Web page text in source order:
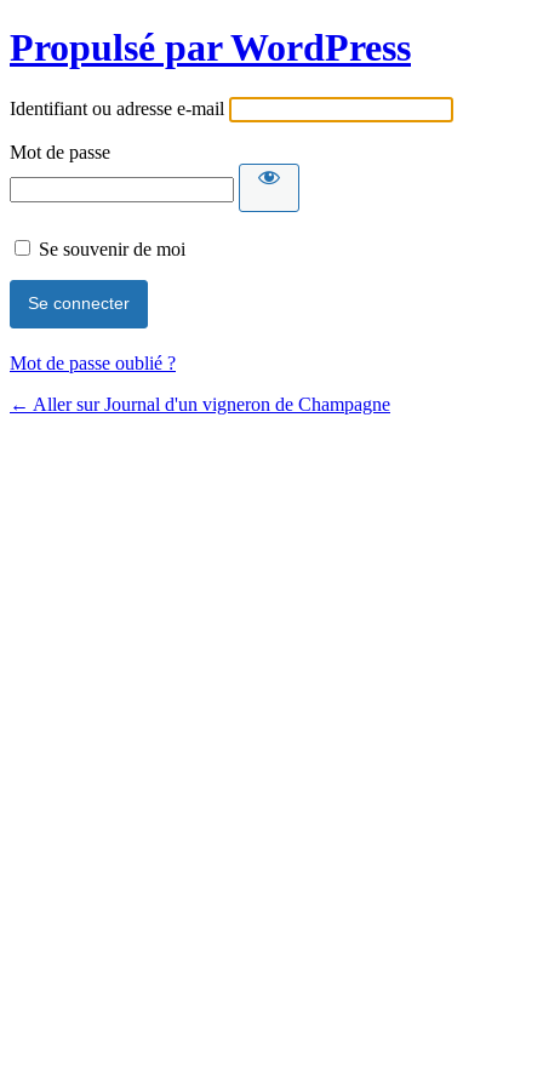
Propulsé par WordPress
Identifiant ou adresse e-mail
Mot de passe
Se souvenir de moi
Mot de passe oublié ?
← Aller sur Journal d'un vigneron de Champagne